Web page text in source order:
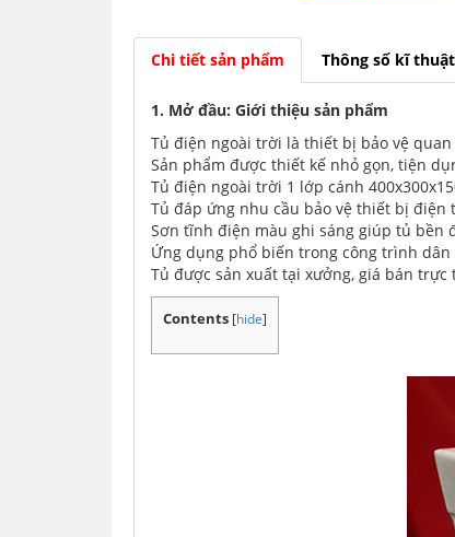
Chi tiết sản phẩm Thông số kĩ thuật
1. Mở đầu: Giới thiệu sản phẩm
Tủ điện ngoài trời là thiết bị bảo vệ
Sản phẩm được thiết kế nhỏ gọn, tiện
Tủ điện ngoài trời 1 lớp cánh
Tủ đáp ứng nhu cầu bảo vệ thiết bị
Sơn tĩnh điện màu ghi sáng giúp tủ bền
Ứng dụng phổ biến trong công trình
Tủ được sản xuất tại xưởng, giá bán
Contents [hide]